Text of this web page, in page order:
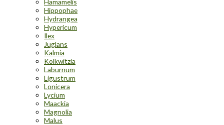
Hamamelis
Hippophae
Hydrangea
Hypericum
Ilex
Juglans
Kalmia
Kolkwitzia
Laburnum
Ligustrum
Lonicera
Lycium
Maackia
Magnolia
Malus